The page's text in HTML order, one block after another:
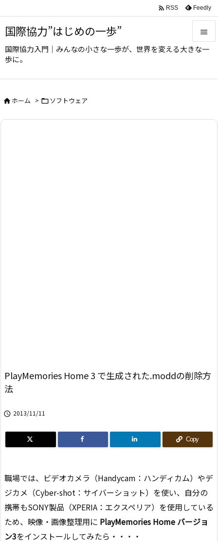
国際協力”はじめの一歩”
国際協力入門｜みんなの小さな一歩が、世界を変える大きな一
歩に。



 RSS Feedly
ホーム > ソフトウェア
PlayMemories Home 3 で生成された.moddの削除方
法
 2013/11/11
Copy
職場では、ビデオカメラ（Handycam： ハンディカム）やデ
ジカメ（Cyber-shot：サイバーショット）を使い、自分の
携帯もSONY製品（XPERIA：エクスペリア）を使用している
ため、映像・画像整理用に PlayMemories Home バージョ
ン3をインストールしてみたら・・・・